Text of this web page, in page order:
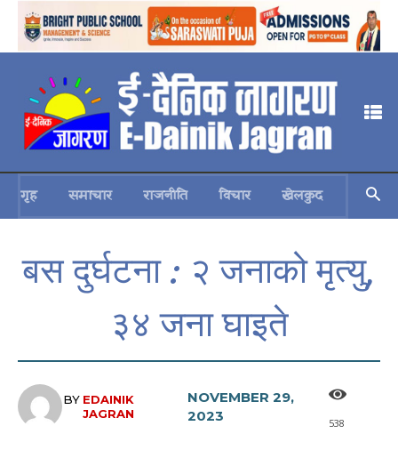
गृह समाचार राजनीति विचार खेलकुद स्वास्थ्य
बस दुर्घटना : २ जनाको मृत्यु,
३४ जना घाइते
BY EDAINIK
JAGRAN
NOVEMBER 29,
2023
538